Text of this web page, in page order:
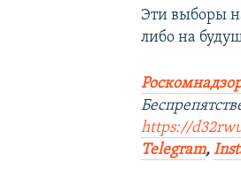
Эти выборы
либо на
https://
Telegram,